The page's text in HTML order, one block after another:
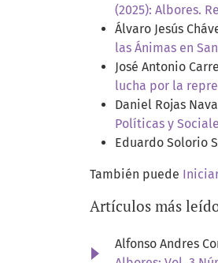
(2025): Albores.
Álvaro Jesús
las Ánimas en
José Antonio
lucha por la
Daniel Rojas
Políticas y
Eduardo Solorio
También puede
Artículos más
Alfonso Andres